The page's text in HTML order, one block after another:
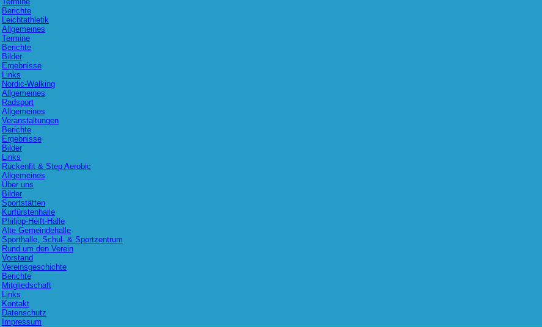
Berichte
Leichtathletik
Allgemeines
Termine
Berichte
Bilder
Ergebnisse
Links
Nordic-Walking
Allgemeines
Radsport
Allgemeines
Veranstaltungen
Berichte
Ergebnisse
Bilder
Links
Rückenfit & Step Aerobic
Allgemeines
Über uns
Bilder
Sportstätten
Kurfürstenhalle
Philipp-Heift-Halle
Alte Gemeindehalle
Sporthalle, Schul- & Sportzentrum
Rund um den Verein
Vorstand
Vereinsgeschichte
Berichte
Mitgliedschaft
Links
Kontakt
Datenschutz
Impressum